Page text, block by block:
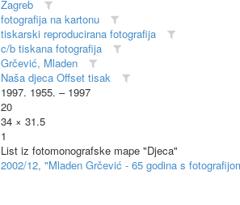
Zagreb
fotografija na kartonu
tiskarski reproducirana fotografija
c/b tiskana fotografija
Grčević, Mladen
Naša djeca Offset tisak
1997. 1955. – 1997
20
34 × 31.5
1
List iz fotomonografske mape "Djeca"
2002/12, "Mladen Grčević - 65 godina s